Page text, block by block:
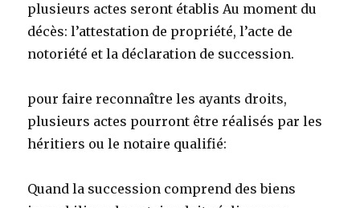
plusieurs actes seront établis Au moment du
décès: l’attestation de propriété, l’acte de
notoriété et la déclaration de succession.
pour faire reconnaître les ayants droits,
plusieurs actes pourront être réalisés par les
héritiers ou le notaire qualifié:
Quand la succession comprend des biens